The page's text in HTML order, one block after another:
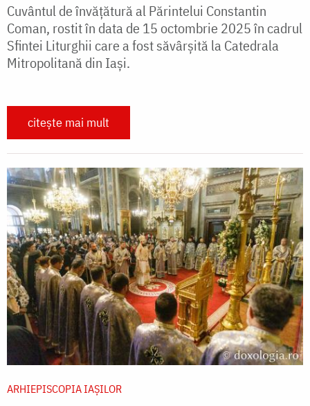
Cuvântul de învățătură al Părintelui Constantin
Coman, rostit în data de 15 octombrie 2025 în cadrul
Sfintei Liturghii care a fost săvârșită la Catedrala
Mitropolitană din Iași.
citește mai mult
ARHIEPISCOPIA IAŞILOR